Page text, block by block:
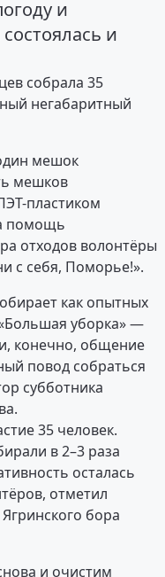
и
и
собрала 35
негабаритный
мешок
мешков
пластиком
помощь
отходов волонтёры
с себя, Поморье!».
как опытных
уборка» —
конечно, общение
повод собраться
субботника
35 человек.
в 2–3 раза
осталась
отметил
бора
и очистим